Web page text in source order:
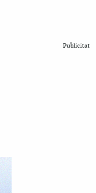
Publicitat